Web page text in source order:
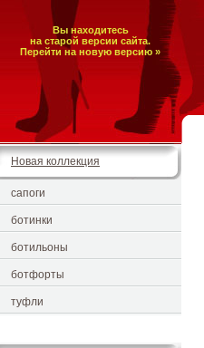
Вы находитесь
на старой версии сайта.
Перейти на новую версию »
Новая коллекция
сапоги
ботинки
ботильоны
ботфорты
туфли